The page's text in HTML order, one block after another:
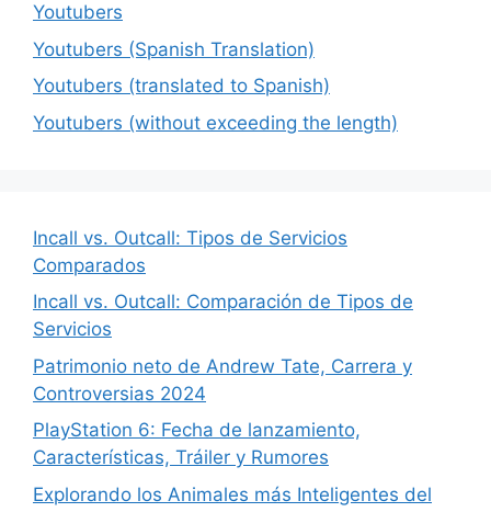
Youtubers
Youtubers (Spanish Translation)
Youtubers (translated to Spanish)
Youtubers (without exceeding the length)
Incall vs. Outcall: Tipos de Servicios
Comparados
Incall vs. Outcall: Comparación de Tipos de
Servicios
Patrimonio neto de Andrew Tate, Carrera y
Controversias 2024
PlayStation 6: Fecha de lanzamiento,
Características, Tráiler y Rumores
Explorando los Animales más Inteligentes del